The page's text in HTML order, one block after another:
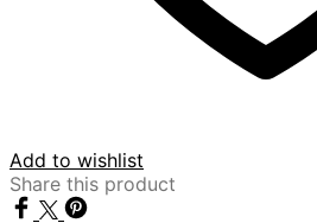
Add to wishlist
Share this product